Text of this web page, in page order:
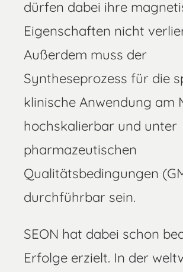
dürfen dabei ihre
Eigenschaften nicht
Außerdem muss der
Syntheseprozess für die
klinische Anwendung am
hochskalierbar und unter
pharmazeutischen
Qualitätsbedingungen
durchführbar sein.
SEON hat dabei schon
Erfolge erzielt. In der